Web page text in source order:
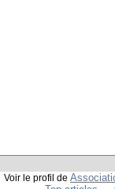
Voir le profil de